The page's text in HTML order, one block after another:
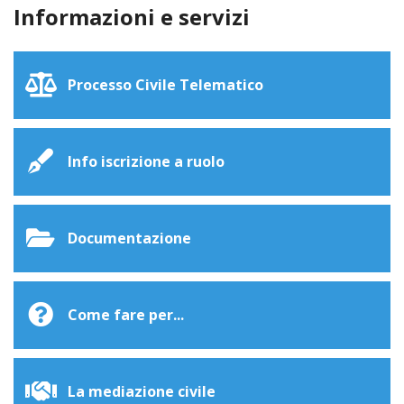
Informazioni e servizi
Processo Civile Telematico
Info iscrizione a ruolo
Documentazione
Come fare per...
La mediazione civile